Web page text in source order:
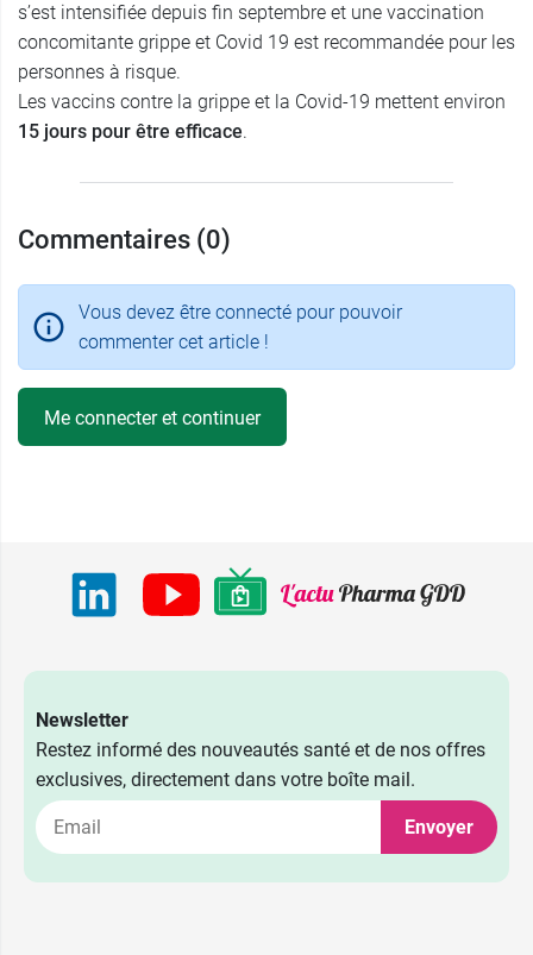
s’est intensifiée depuis fin septembre et une vaccination
concomitante grippe et Covid 19 est recommandée pour les
personnes à risque.
Les vaccins contre la grippe et la Covid-19 mettent environ
15 jours pour être efficace.
Commentaires (0)
Vous devez être connecté pour pouvoir
commenter cet article !
Me connecter et continuer
Newsletter
Restez informé des nouveautés santé et de nos offres
exclusives, directement dans votre boîte mail.
Envoyer